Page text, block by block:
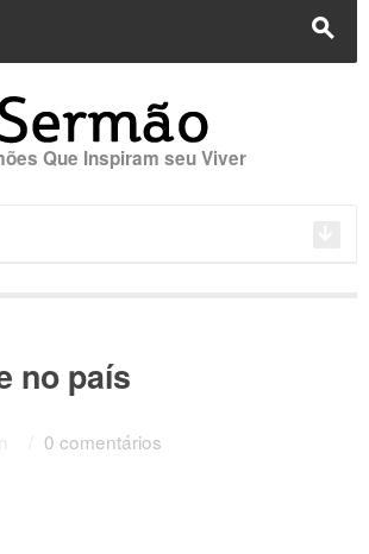
s
Que Inspiram seu Viver
no país
0 comentários